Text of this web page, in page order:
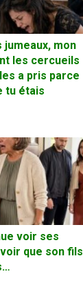
mon
les cercueils
a pris parce
tu étais
voir ses
que son fils